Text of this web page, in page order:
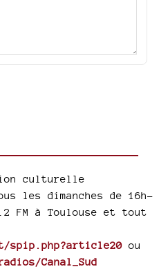
culturelle
les dimanches de 16h-
FM à Toulouse et tout
spip.php?article20 ou
Canal_Sud